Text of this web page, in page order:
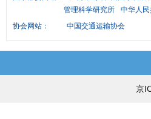
管理科学研究所
中华人
协会网站：
中国交通运输协会
京